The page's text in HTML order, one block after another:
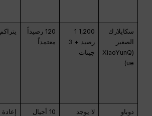
سكايلارك
الصغير
(XiaoYunQ
ue)
1,200 1
رصيد + 3
جينات
120 رصيداً
معتمداً
يتراكم
دوباو لا يوجد 10 أجيال
إعادة